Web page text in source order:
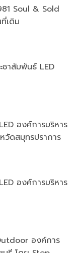
Soul & Sold
เดิม
ชาสัมพันธ์ LED
องค์การบริหาร
วัดสมุทรปราการ
องค์การบริหาร
องค์การ